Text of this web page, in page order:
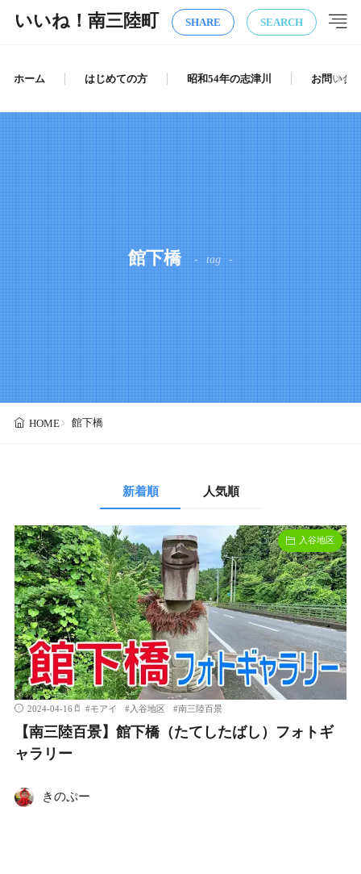
いいね！南三陸町 SHARE SEARCH
ホーム はじめての方 昭和54年の志津川 お問い合
館下橋 tag
HOME 館下橋
新着順 人気順
入谷地区
2024-04-16 #モアイ # 入谷地区 #南三陸百景
【南三陸百景】館下橋（たてしたばし）フォトギ
ャラリー
きのぷー